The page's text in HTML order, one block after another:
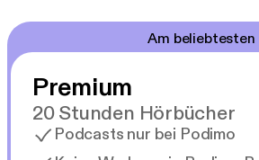
Am beliebtesten
Premium
20 Stunden Hörbücher
Podcasts nur bei Podimo